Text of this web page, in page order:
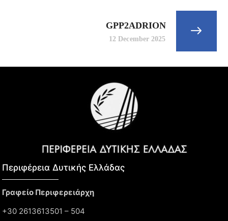
GPP2ADRION
12 December 2025
Περιφέρεια Δυτικής Ελλάδας​
Γραφείο Περιφερειάρχη
+30 2613613501 – 504